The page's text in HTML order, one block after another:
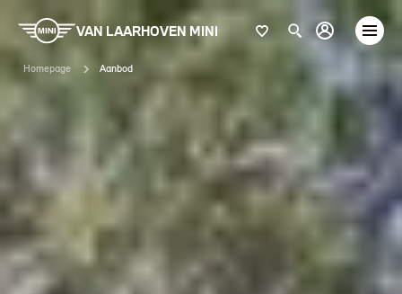
VAN LAARHOVEN MINI
Homepage Aanbod